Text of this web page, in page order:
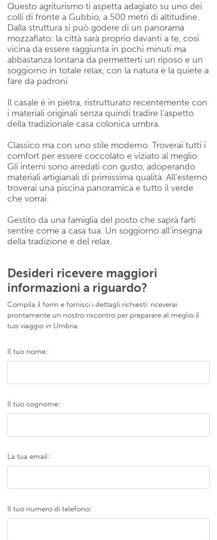
Questo agriturismo ti aspetta adagiato su uno dei
colli di fronte a Gubbio, a 500 metri di altitudine.
Dalla struttura si può godere di un panorama
mozzafiato: la città sarà proprio davanti a te, così
vicina da essere raggiunta in pochi minuti ma
abbastanza lontana da permetterti un riposo e un
soggiorno in totale relax, con la natura e la quiete a
fare da padroni.
Il casale è in pietra, ristrutturato recentemente con
i materiali originali senza quindi tradire l’aspetto
della tradizionale casa colonica umbra.
Classico ma con uno stile moderno. Troverai tutti i
comfort per essere coccolato e viziato al meglio.
Gli interni sono arredati con gusto, adoperando
materiali artigianali di primissima qualità. All’esterno
troverai una piscina panoramica e tutto il verde
che vorrai.
Gestito da una famiglia del posto che saprà farti
sentire come a casa tua. Un soggiorno all’insegna
della tradizione e del relax.
Desideri ricevere maggiori
informazioni a riguardo?
Compila il form e fornisci i dettagli richiesti: riceverai
prontamente un nostro riscontro per preparare al meglio il
tuo viaggio in Umbria.
Il tuo nome:
Il tuo cognome:
La tua email:
Il tuo numero di telefono: